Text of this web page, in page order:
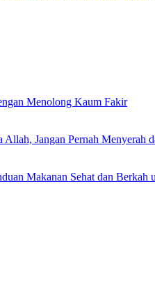
Menolong Kaum Fakir
Jangan Pernah Menyerah
Makanan Sehat dan Berkah